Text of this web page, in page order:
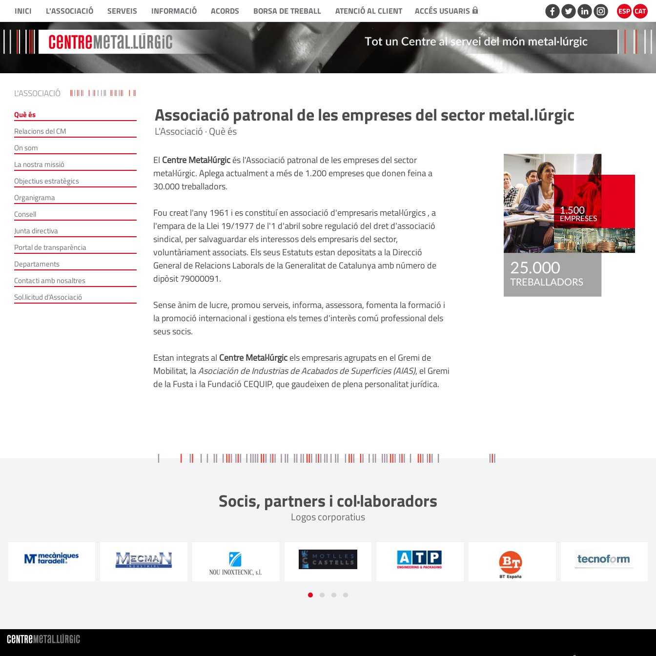
INICI L'ASSOCIACIÓ SERVEIS INFORMACIÓ ACORDS BORSA DE TREBALL ATENCIÓ AL CLIENT ACCÉS USUARIS
L'ASSOCIACIÓ
Què és
Relacions del CM
On som
La nostra missió
Objectius estratègics
Organigrama
Consell
Junta directiva
Portal de transparència
Departaments
Contacti amb nosaltres
Sol.licitud d'Associació
Associació patronal de les empreses del sector metal.lúrgic
L'Associació · Què és
El Centre Metal·lúrgicés l'Associació patronal de les empreses del sector
metal·lúrgic. Aplega actualment a més de 1.200 empreses que donen feina a
30.000 treballadors.
Fou creat l'any 1961 i es constituí en associació d'empresaris metal·lúrgics , a
l'empara de la Llei 19/1977 de l'1 d'abril sobre regulació del dret d'associació
sindical, per salvaguardar els interessos dels empresaris del sector,
voluntàriament associats. Els seus Estatuts estan depositats a la Direcció
General de Relacions Laborals de la Generalitat de Catalunya amb número de
dipòsit 79000091.
Sense ànim de lucre, promou serveis, informa, assessora, fomenta la formació i
la promoció internacional i gestiona els temes d'interès comú professional dels
seus socis.
Estan integrats al Centre Metal·lúrgicels empresaris agrupats en el Gremi de
Mobilitat, laAsociación de Industrias de Acabados de Superficies (AIAS), el Gremi
de la Fusta i la Fundació CEQUIP, que gaudeixen de plena personalitat jurídica.
Socis, partners i col·laboradors
Logos corporatius